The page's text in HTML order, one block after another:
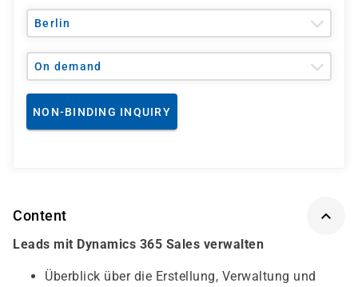
Berlin
On demand
NON-BINDING INQUIRY
Content
Leads mit Dynamics 365 Sales verwalten
Überblick über die Erstellung, Verwaltung und